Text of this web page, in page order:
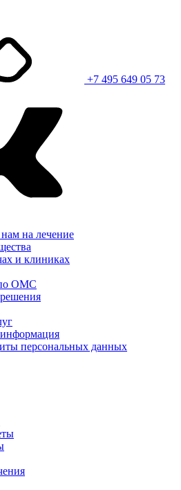
+7 495 649 05 73
на лечение
и клиниках
ОМС
персональных данных